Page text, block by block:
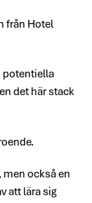
från Hotel
potentiella
det här stack
också en
att lära sig